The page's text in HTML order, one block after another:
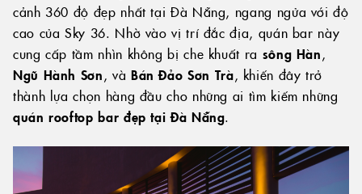
cảnh 360 độ đẹp nhất tại Đà Nẵng, ngang ngửa với độ
cao của Sky 36. Nhờ vào vị trí đắc địa, quán bar này
cung cấp tầm nhìn không bị che khuất ra sông Hàn,
Ngũ Hành Sơn, và Bán Đảo Sơn Trà, khiến đây trở
thành lựa chọn hàng đầu cho những ai tìm kiếm những
quán rooftop bar đẹp tại Đà Nẵng.